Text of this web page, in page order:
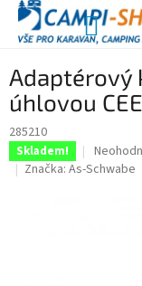
Přejít
obsah
NÁKUPNÍ
Adaptérový
úhlovou
285210
Skladem!
hodnocení
Značka: As-Schwabe